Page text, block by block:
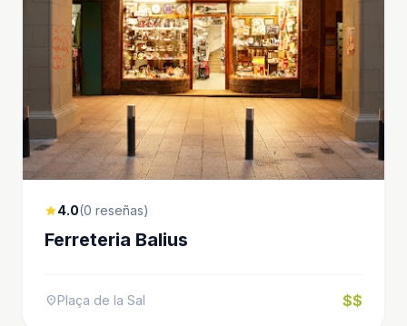
star4.0(0 reseñas)
Ferreteria Balius
location_onPlaça de la Sal $$